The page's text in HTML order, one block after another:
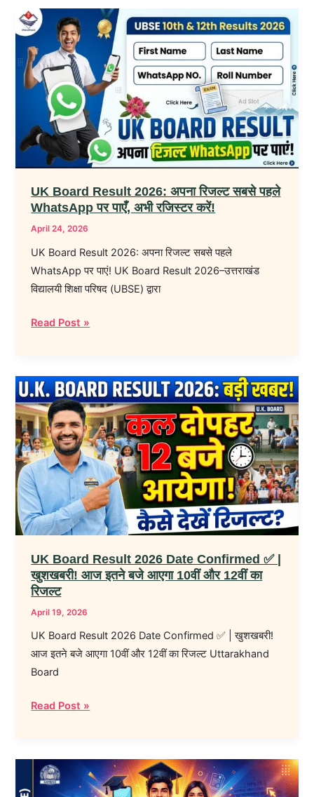
UK Board Result 2026: अपना रिजल्ट सबसे पहले
WhatsApp पर पाएँ, अभी रजिस्टर करें!
April 24, 2026
UK Board Result 2026: अपना रिजल्ट सबसे पहले
WhatsApp पर पाएं! UK Board Result 2026–उत्तराखंड
विद्यालयी शिक्षा परिषद (UBSE) द्वारा
UK
Board
Result
2026:
अपना
रिजल्ट
सबसे
पहले
WhatsApp
पाएँ,
रजिस्टर
करें!
Read Post »
UK Board Result 2026 Date Confirmed ✅ |
खुशखबरी! आज इतने बजे आएगा 10वीं और 12वीं का
रिजल्ट
April 19, 2026
UK Board Result 2026 Date Confirmed ✅ | खुशखबरी!
आज इतने बजे आएगा 10वीं और 12वीं का रिजल्ट Uttarakhand
Board
UK
Board
Result
2026
Date
Confirmed
✅
|
खुशखबरी!
इतने
बजे
10वीं
और
12वीं
का
Read Post »
MP
Board